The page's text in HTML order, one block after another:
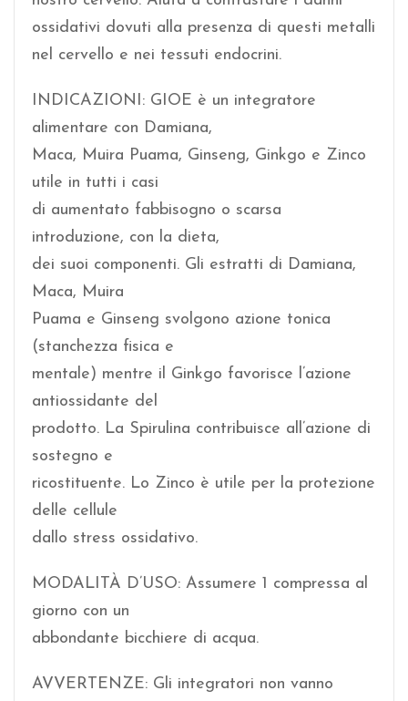
ossidativi dovuti alla presenza di questi metalli
nel cervello e nei tessuti endocrini.
INDICAZIONI: GIOE è un integratore
alimentare con Damiana,
Maca, Muira Puama, Ginseng, Ginkgo e Zinco
utile in tutti i casi
di aumentato fabbisogno o scarsa
introduzione, con la dieta,
dei suoi componenti. Gli estratti di Damiana,
Maca, Muira
Puama e Ginseng svolgono azione tonica
(stanchezza fisica e
mentale) mentre il Ginkgo favorisce l’azione
antiossidante del
prodotto. La Spirulina contribuisce all’azione di
sostegno e
ricostituente. Lo Zinco è utile per la protezione
delle cellule
dallo stress ossidativo.
MODALITÀ D’USO: Assumere 1 compressa al
giorno con un
abbondante bicchiere di acqua.
AVVERTENZE: Gli integratori non vanno